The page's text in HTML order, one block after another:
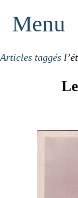
Menu
Articles taggés